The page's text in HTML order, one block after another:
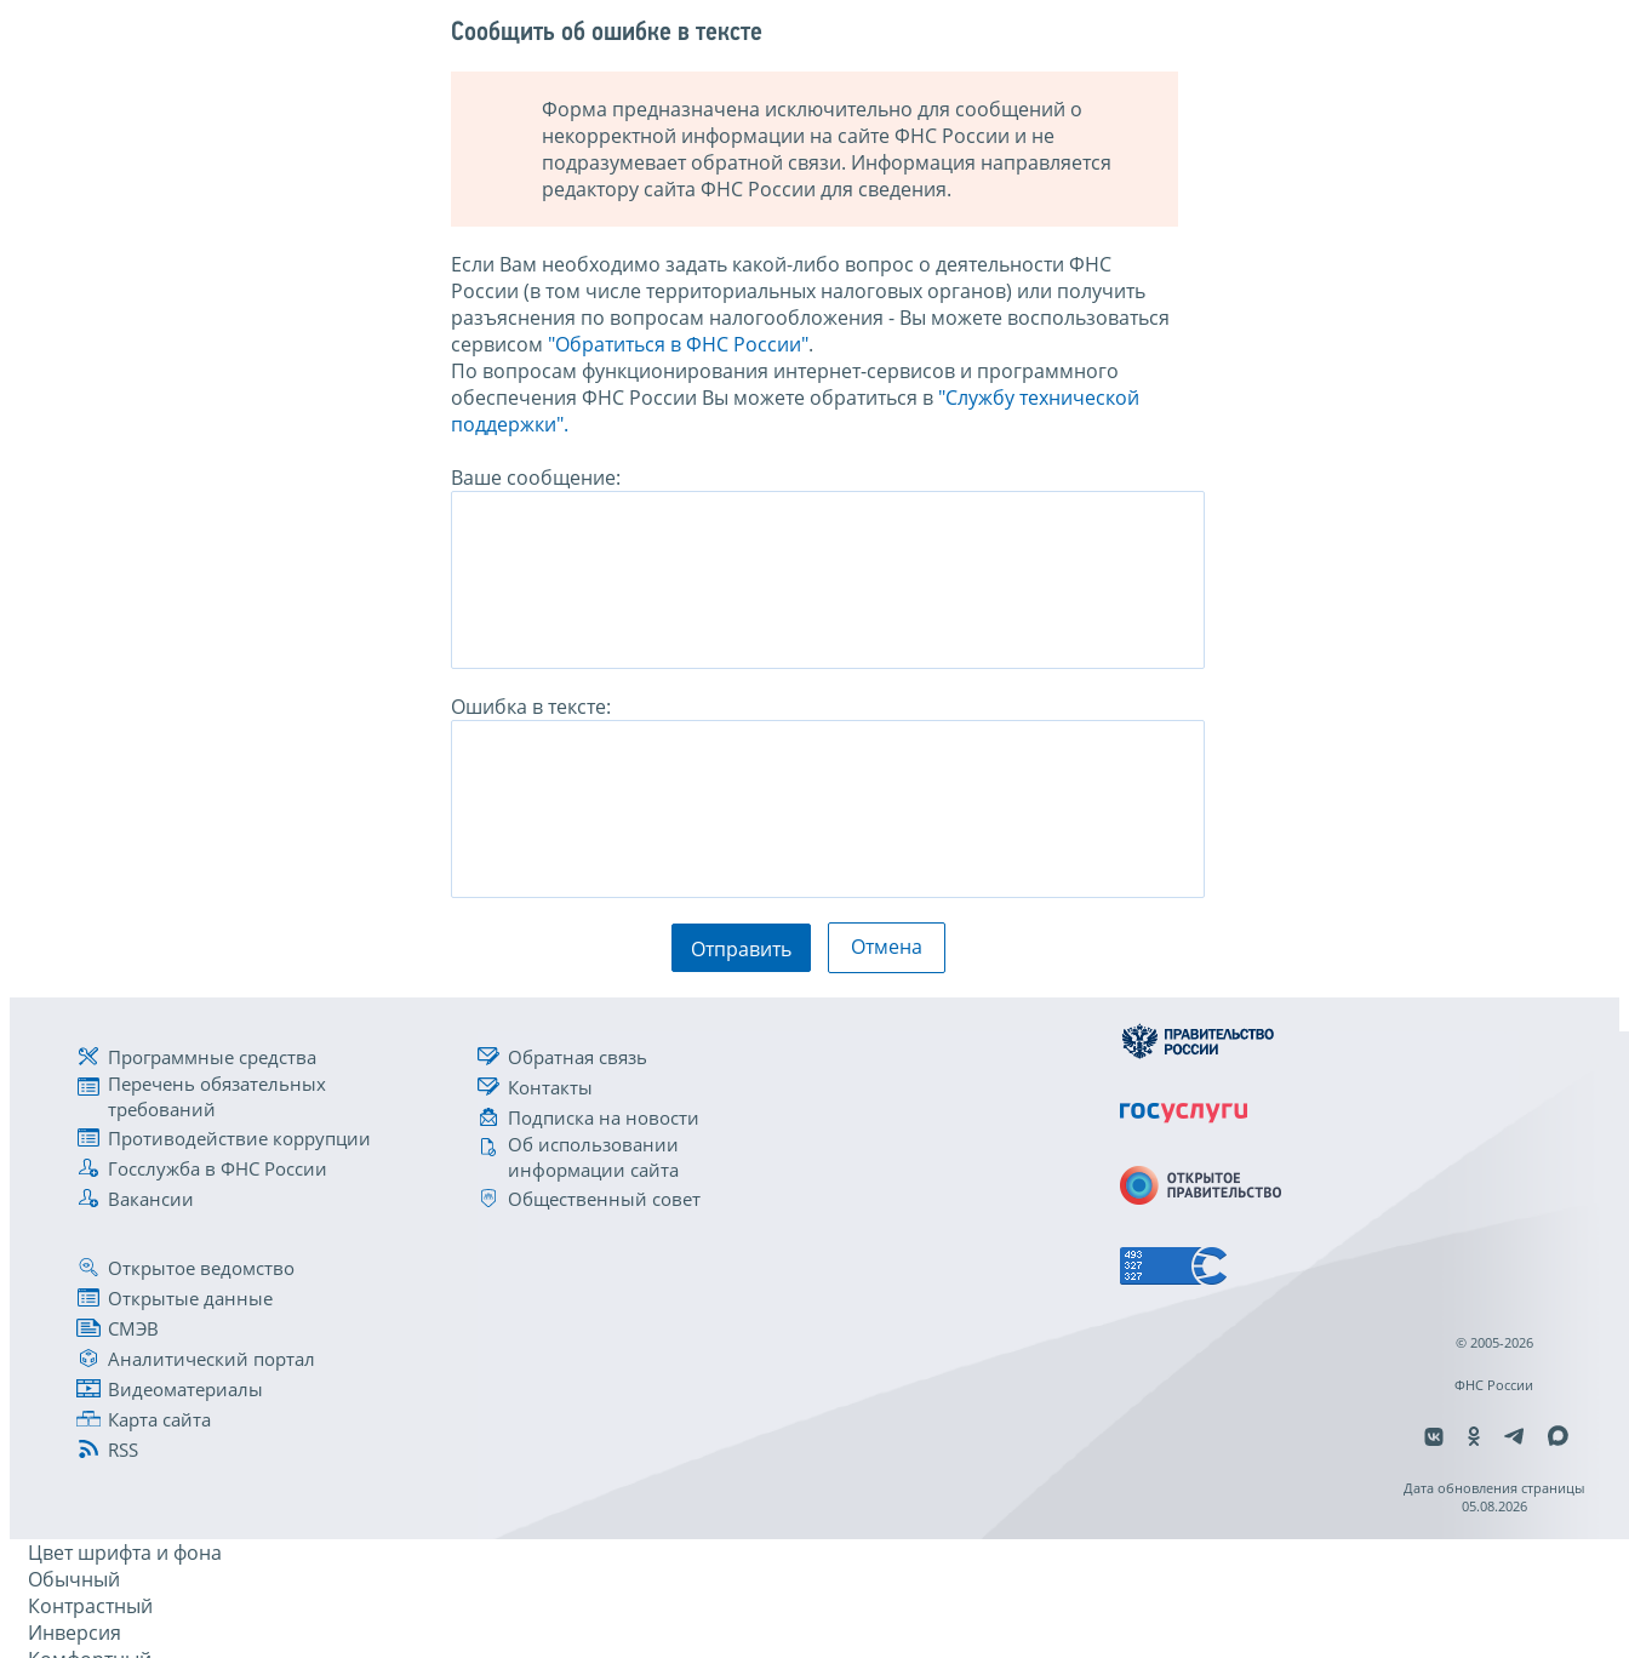
Сообщить об ошибке в тексте
Форма предназначена исключительно для сообщений о
некорректной информации на сайте ФНС России и не
подразумевает обратной связи. Информация направляется
редактору сайта ФНС России для сведения.
Если Вам необходимо задать какой-либо вопрос о деятельности ФНС
России (в том числе территориальных налоговых органов) или получить
разъяснения по вопросам налогообложения - Вы можете воспользоваться
сервисом "Обратиться в ФНС России".
По вопросам функционирования интернет-сервисов и программного
обеспечения ФНС России Вы можете обратиться в "Службу технической
поддержки".
Ваше сообщение:
Ошибка в тексте:
Отправить Отмена
Программные средства
Перечень обязательных
требований
Противодействие коррупции
Госслужба в ФНС России
Вакансии
Обратная связь
Контакты
Подписка на новости
Об использовании
информации сайта
Общественный совет
Открытое ведомство
Открытые данные
СМЭВ
Аналитический портал
Видеоматериалы
Карта сайта
RSS
© 2005-2026
ФНС России
Дата обновления страницы
05.08.2026
Цвет шрифта и фона
Обычный
Контрастный
Инверсия